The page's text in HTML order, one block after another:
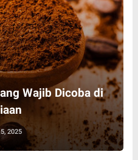
Wajib Dicoba di
2025